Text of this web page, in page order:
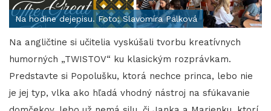
Na hodine dejepisu. Foto: Slavomíra Palková
Na angličtine si učitelia vyskúšali tvorbu kreatívnych
humorných „TWISTOV“ ku klasickým rozprávkam.
Predstavte si Popolušku, ktorá nechce princa, lebo nie
je jej typ, vlka ako hľadá vhodný nástroj na sfúkavanie